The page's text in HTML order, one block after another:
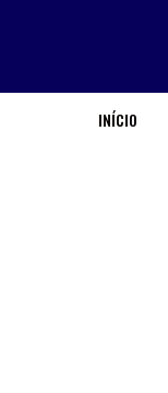
INÍCIO